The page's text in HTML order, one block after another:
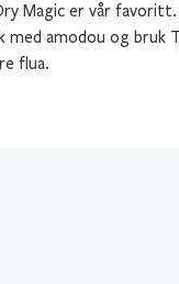
Magic er vår favoritt.
amodou og bruk
flua.